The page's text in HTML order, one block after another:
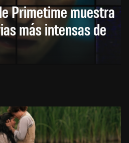
Primetime muestra
más intensas de